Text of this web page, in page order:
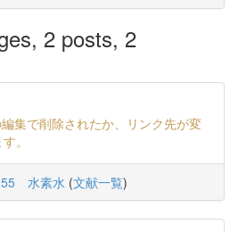
2 posts, 2
集で削除されたか、リンク先が変
。
水素水 (文献一覧)